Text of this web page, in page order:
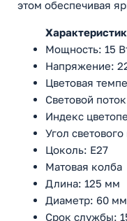
этом обеспечивая
Мощность: 15
Напряжение:
Цветовая
Световой
Индекс
Угол светового
Цоколь: E27
Матовая колба
Длина: 125 мм
Диаметр: 60 мм
Срок службы: